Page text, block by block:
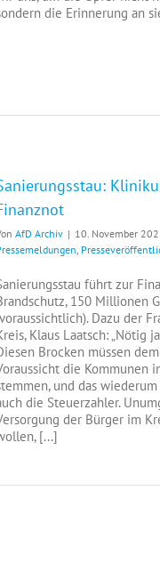
die Erinnerung an
AfD Archiv | 10. November
,
führt zur
150 Millionen
Dazu der
Klaus Laatsch: „Nötig
Brocken müssen
die Kommunen
und das
die Steuerzahler.
der Bürger im
[...]